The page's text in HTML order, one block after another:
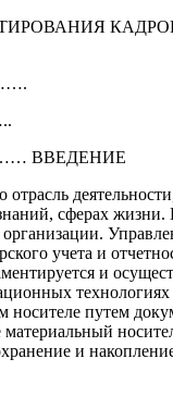
отрасль
сферах
учета и
и
носителе путем
и